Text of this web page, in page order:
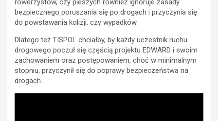
rowerzystów, czy pieszych również ignoruje zasady
bezpiecznego poruszania się po drogach i przyczynia się
do powstawania kolizji, czy wypadków.
Dlatego też TISPOL chciałby, by każdy uczestnik ruchu
drogowego poczuł się częścią projektu EDWARD i swoim
zachowaniem oraz postępowaniem, choć w minimalnym
stopniu, przyczynił się do poprawy bezpieczeństwa na
drogach.